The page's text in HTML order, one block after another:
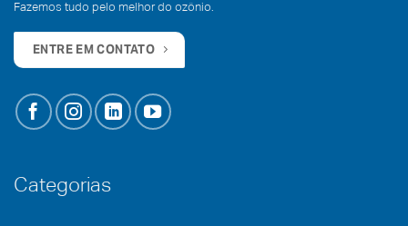
Fazemos tudo pelo melhor do ozônio.
ENTRE EM CONTATO
Categorias